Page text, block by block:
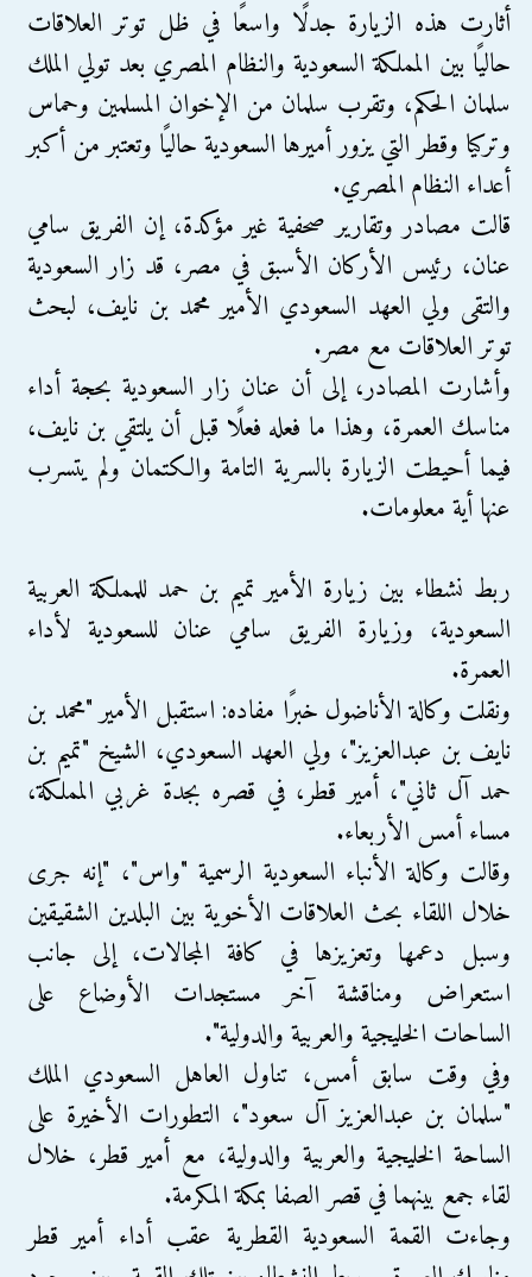
أثارت هذه الزيارة جدلًا واسعًا في ظل توتر العلاقات
حاليًا بين المملكة السعودية والنظام المصري بعد تولي الملك
سلمان الحكم، وتقرب سلمان من الإخوان المسلمين وحماس
وتركيا وقطر التي يزور أميرها السعودية حاليًا وتعتبر من أكبر
أعداء النظام المصري.
قالت مصادر وتقارير صحفية غير مؤكدة، إن الفريق سامي
عنان، رئيس الأركان الأسبق في مصر، قد زار السعودية
والتقى ولي العهد السعودي الأمير محمد بن نايف، لبحث
توتر العلاقات مع مصر.
وأشارت المصادر، إلى أن عنان زار السعودية بحجة أداء
مناسك العمرة، وهذا ما فعله فعلًا قبل أن يلتقي بن نايف،
فيما أحيطت الزيارة بالسرية التامة والكتمان ولم يتسرب
عنها أية معلومات.
ربط نشطاء بين زيارة الأمير تميم بن حمد للمملكة العربية
السعودية، وزيارة الفريق سامي عنان للسعودية لأداء
العمرة.
ونقلت وكالة الأناضول خبرًا مفاده: استقبل الأمير "محمد بن
نايف بن عبدالعزيز"، ولي العهد السعودي، الشيخ "تميم بن
حمد آل ثاني"، أمير قطر، في قصره بجدة غربي المملكة،
مساء أمس الأربعاء.
وقالت وكالة الأنباء السعودية الرسمية "واس"، "إنه جرى
خلال اللقاء بحث العلاقات الأخوية بين البلدين الشقيقين
وسبل دعمها وتعزيزها في كافة المجالات، إلى جانب
استعراض ومناقشة آخر مستجدات الأوضاع على
الساحات الخليجية والعربية والدولية".
وفي وقت سابق أمس، تناول العاهل السعودي الملك
"سلمان بن عبدالعزيز آل سعود"، التطورات الأخيرة على
الساحة الخليجية والعربية والدولية، مع أمير قطر، خلال
لقاء جمع بينهما في قصر الصفا بمكة المكرمة.
وجاءت القمة السعودية القطرية عقب أداء أمير قطر